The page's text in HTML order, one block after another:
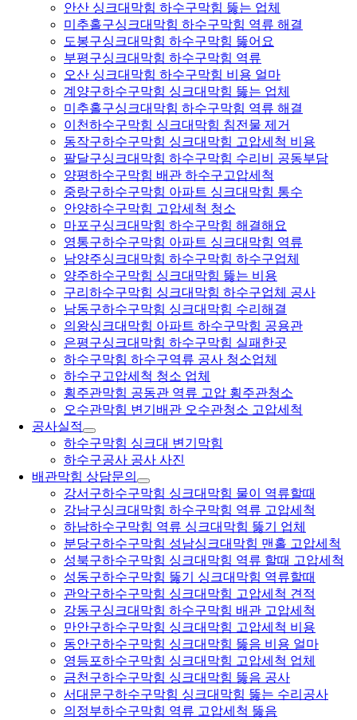
안산 싱크대막힘 하수구막힘 뚫는 업체
미추홀구싱크대막힘 하수구막힘 역류 해결
도봉구싱크대막힘 하수구막힘 뚫어요
부평구싱크대막힘 하수구막힘 역류
오산 싱크대막힘 하수구막힘 비용 얼마
계양구하수구막힘 싱크대막힘 뚫는 업체
미추홀구싱크대막힘 하수구막힘 역류 해결
이천하수구막힘 싱크대막힘 침전물 제거
동작구하수구막힘 싱크대막힘 고압세척 비용
팔달구싱크대막힘 하수구막힘 수리비 공동부담
양평하수구막힘 배관 하수구고압세척
중랑구하수구막힘 아파트 싱크대막힘 통수
안양하수구막힘 고압세척 청소
마포구싱크대막힘 하수구막힘 해결해요
영통구하수구막힘 아파트 싱크대막힘 역류
남양주싱크대막힘 하수구막힘 하수구업체
양주하수구막힘 싱크대막힘 뚫는 비용
구리하수구막힘 싱크대막힘 하수구업체 공사
남동구하수구막힘 싱크대막힘 수리해결
의왕싱크대막힘 아파트 하수구막힘 공용관
은평구싱크대막힘 하수구막힘 실패한곳
하수구막힘 하수구역류 공사 청소업체
하수구고압세척 청소 업체
횡주관막힘 공동관 역류 고압 횡주관청소
오수관막힘 변기배관 오수관청소 고압세척
공사실적
하수구막힘 싱크대 변기막힘
하수구공사 공사 사진
배관막힘 상담문의
강서구하수구막힘 싱크대막힘 물이 역류할때
강남구싱크대막힘 하수구막힘 역류 고압세척
하남하수구막힘 역류 싱크대막힘 뚫기 업체
분당구하수구막힘 성남싱크대막힘 맨홀 고압세척
성북구하수구막힘 싱크대막힘 역류 할때 고압세척
성동구하수구막힘 뚫기 싱크대막힘 역류할때
관악구하수구막힘 싱크대막힘 고압세척 견적
강동구싱크대막힘 하수구막힘 배관 고압세척
만안구하수구막힘 싱크대막힘 고압세척 비용
동안구하수구막힘 싱크대막힘 뚫음 비용 얼마
영등포하수구막힘 싱크대막힘 고압세척 업체
금천구하수구막힘 싱크대막힘 뚫음 공사
서대문구하수구막힘 싱크대막힘 뚫는 수리공사
의정부하수구막힘 역류 고압세척 뚫음